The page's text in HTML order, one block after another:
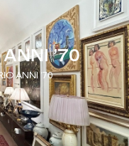
’70
ANNI ’70